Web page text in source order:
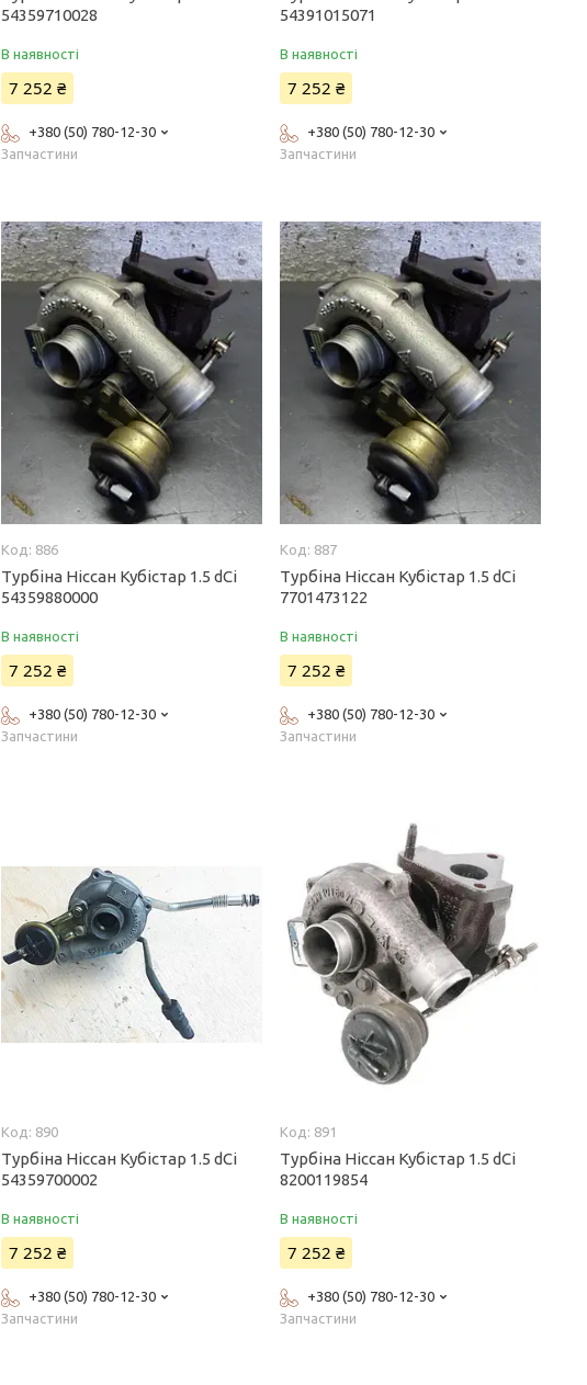
54359710028
В наявності
7 252 ₴
+380 (50) 780-12-30
Запчастини
54391015071
В наявності
7 252 ₴
+380 (50) 780-12-30
Запчастини
886
Турбіна Ніссан Кубістар 1.5 dCi
54359880000
В наявності
7 252 ₴
+380 (50) 780-12-30
Запчастини
887
Турбіна Ніссан Кубістар 1.5 dCi
7701473122
В наявності
7 252 ₴
+380 (50) 780-12-30
Запчастини
890
Турбіна Ніссан Кубістар 1.5 dCi
54359700002
В наявності
7 252 ₴
+380 (50) 780-12-30
Запчастини
891
Турбіна Ніссан Кубістар 1.5 dCi
8200119854
В наявності
7 252 ₴
+380 (50) 780-12-30
Запчастини